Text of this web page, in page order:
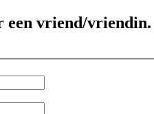
een vriend/vriendin.